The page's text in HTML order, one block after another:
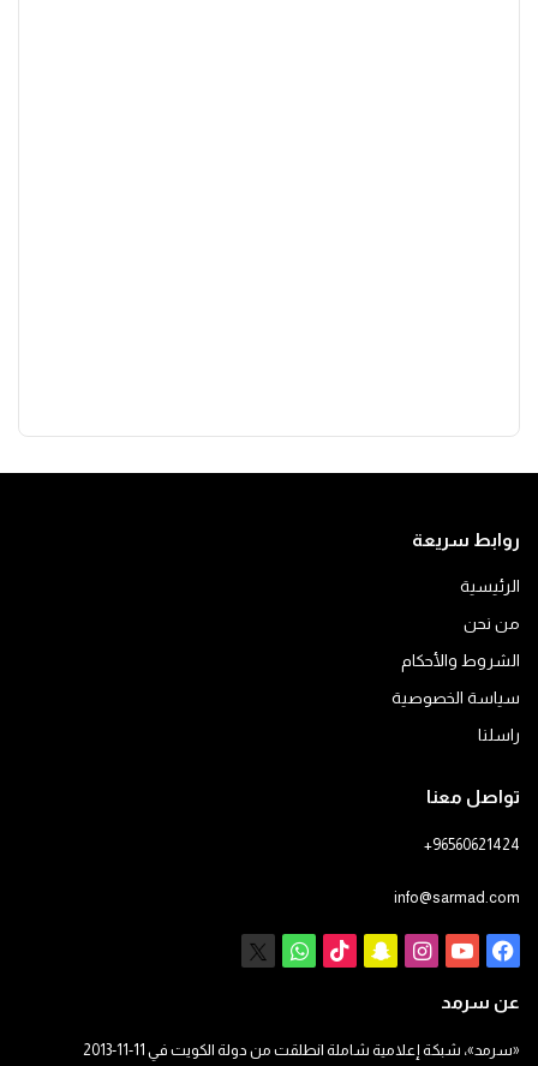
روابط سريعة
الرئيسية
من نحن
الشروط والأحكام
سياسة الخصوصية
راسلنا
تواصل معنا
+96560621424
info@sarmad.com
فيسبوكيوتيوبانستقرام
سناب ‫TikTokواتساب
عن سرمد
«سرمد»، شبكة إعلامية شاملة انطلقت من دولة الكويت في 11-11-2013